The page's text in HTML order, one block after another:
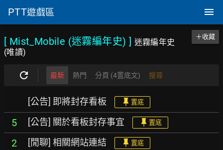
PTT遊戲區
[ Mist_Mobile (迷霧編年史) ] 迷霧編年史
(唯讀)
＋收藏
最新 熱門 分頁 (4置底文) 搜尋
[公告] 即將封存看板 置底
5 [公告] 關於看板封存事宜 置底
2 [閒聊] 相關網站連結 置底